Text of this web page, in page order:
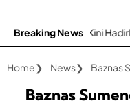
Breaking News
Hadirkan Layanan Poli
Home News
Baznas